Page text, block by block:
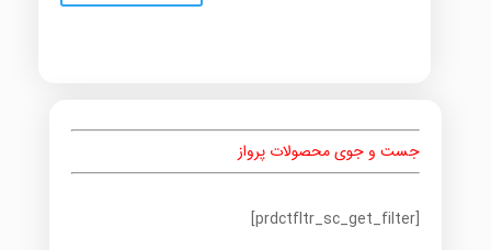
جست و جوی محصولات پرواز
[prdctfltr_sc_get_filter]